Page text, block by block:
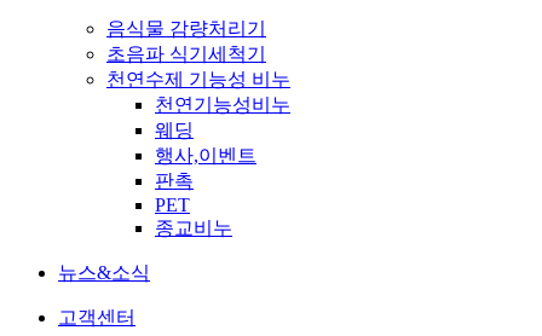
음식물 감량처리기
초음파 식기세척기
천연수제 기능성 비누
천연기능성비누
웨딩
행사,이벤트
판촉
PET
종교비누
뉴스&소식
고객센터